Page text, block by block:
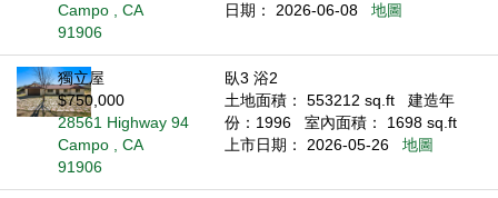
Campo , CA
91906
日期： 2026-06-08
地圖
獨立屋
$750,000
28561 Highway 94
Campo , CA
91906
臥3 浴2
土地面積： 553212 sq.ft
建造年
份：1996
室內面積： 1698 sq.ft
上市日期： 2026-05-26
地圖